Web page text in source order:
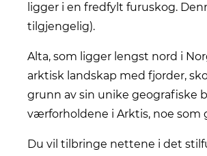
ligger i en fredfylt furuskog.
tilgjengelig).
Alta, som ligger lengst nord i
arktisk landskap med fjorder,
grunn av sin unike geografiske
værforholdene i Arktis, noe som
Du vil tilbringe nettene i det